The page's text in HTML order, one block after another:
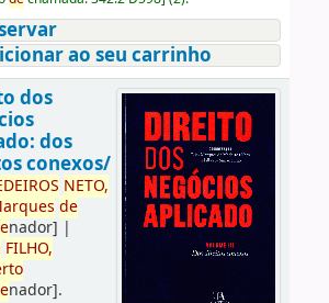
ao seu carrinho
dos
dos
conexos/
DEIROS NETO,
de
nador] |
FILHO,
nador].